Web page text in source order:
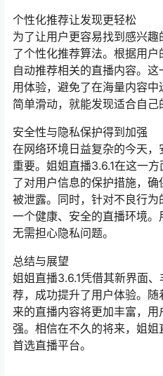
个性化推荐让发现更轻松
为了让用户更容易找到感兴
了个性化推荐算法。根据用
自动推荐相关的直播内容。
用体验，避免了在海量内容
简单滑动，就能发现适合自己
安全性与隐私保护得到加强
在网络环境日益复杂的今天
重要。姐姐直播3.6.1在这一
了对用户信息的保护措施，
被泄露。同时，针对不良行
一个健康、安全的直播环境
无需担心隐私问题。
总结与展望
姐姐直播3.6.1凭借其新界面
荐，成功提升了用户体验。
来的直播内容将更加丰富，
强。相信在不久的将来，姐
首选直播平台。